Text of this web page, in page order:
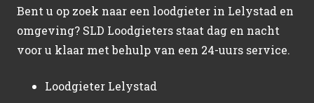
Bent u op zoek naar een loodgieter in Lelystad en
omgeving? SLD Loodgieters staat dag en nacht
voor u klaar met behulp van een 24-uurs service.
Loodgieter Lelystad